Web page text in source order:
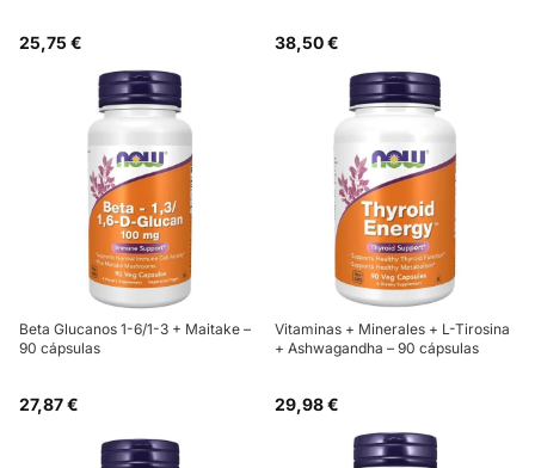
25,75 € 38,50 €
Beta Glucanos 1-6/1-3 + Maitake –
90 cápsulas
27,87 €
Vitaminas + Minerales + L-Tirosina
+ Ashwagandha – 90 cápsulas
29,98 €